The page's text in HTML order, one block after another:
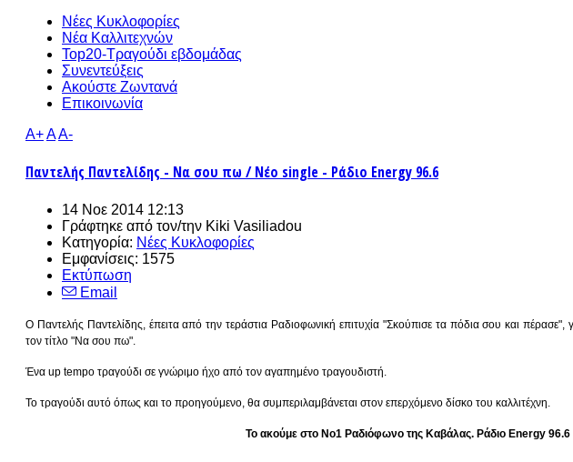
Νέες Κυκλοφορίες
Νέα Καλλιτεχνών
Top20-Τραγούδι εβδομάδας
Συνεντεύξεις
Ακούστε Ζωντανά
Επικοινωνία
A+AA-
Παντελής Παντελίδης - Να σου πω / Νέο single - Ράδιο Energy 96.6
14 Νοε 2014 12:13
Γράφτηκε από τον/την Kiki Vasiliadou
Κατηγορία: Νέες Κυκλοφορίες
Εμφανίσεις: 1575
Εκτύπωση
Email
Ο Παντελής Παντελίδης, έπειτα από την τεράστια Ραδιοφωνική επιτυχία "Σκούπισε τα πόδια σου και πέρασε",
τον τίτλο "Να σου πω".
Ένα up tempo τραγούδι σε γνώριμο ήχο από τον αγαπημένο τραγουδιστή.
Το τραγούδι αυτό όπως και το προηγούμενο, θα συμπεριλαμβάνεται στον επερχόμενο δίσκο του καλλιτέχνη.
Το ακούμε στο Νο1 Ραδιόφωνο της Καβάλας. Ράδιο Energy 96.6